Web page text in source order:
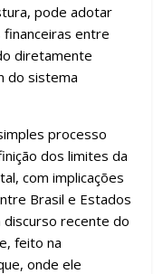
pode adotar
entre
diretamente
do sistema
processo
dos limites da
com implicações
Brasil e Estados
discurso recente do
feito na
onde ele